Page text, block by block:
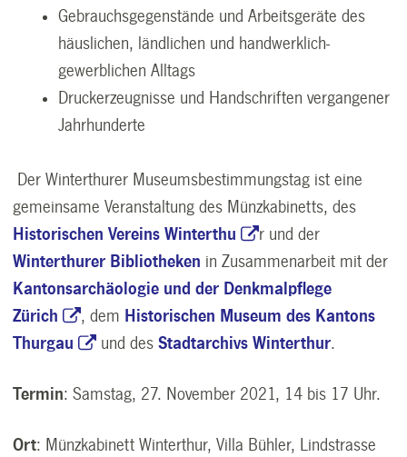
Gebrauchsgegenstände und Arbeitsgeräte des
häuslichen, ländlichen und handwerklich-
gewerblichen Alltags
Druckerzeugnisse und Handschriften vergangener
Jahrhunderte
Der Winterthurer Museumsbestimmungstag ist eine
gemeinsame Veranstaltung des Münzkabinetts, des
Historischen Vereins Winterthu
r und der
Winterthurer Bibliotheken in Zusammenarbeit mit der
Kantonsarchäologie und der Denkmalpflege
Zürich
, dem Historischen Museum des Kantons
Thurgau
und desStadtarchivs Winterthur.
Termin: Samstag, 27. November 2021, 14 bis 17 Uhr.
Ort: Münzkabinett Winterthur, Villa Bühler, Lindstrasse